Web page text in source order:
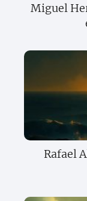
Miguel
Rafael